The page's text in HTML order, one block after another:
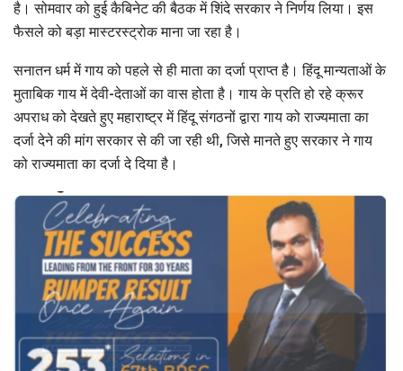
है। सोमवार को हुई कैबिनेट की बैठक में शिंदे सरकार ने निर्णय लिया। इस
फैसले को बड़ा मास्टरस्ट्रोक माना जा रहा है।
सनातन धर्म में गाय को पहले से ही माता का दर्जा प्राप्त है। हिंदू मान्यताओं के
मुताबिक गाय में देवी-देताओं का वास होता है। गाय के प्रति हो रहे क्रूर
अपराध को देखते हुए महाराष्ट्र में हिंदू संगठनों द्वारा गाय को राज्यमाता का
दर्जा देने की मांग सरकार से की जा रही थी, जिसे मानते हुए सरकार ने गाय
को राज्यमाता का दर्जा दे दिया है।